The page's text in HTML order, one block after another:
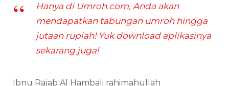
Hanya di Umroh.com, Anda akan
mendapatkan tabungan umroh hingga
jutaan rupiah! Yuk download aplikasinya
sekarang juga!
Ibnu Rajab Al Hambali rahimahullah